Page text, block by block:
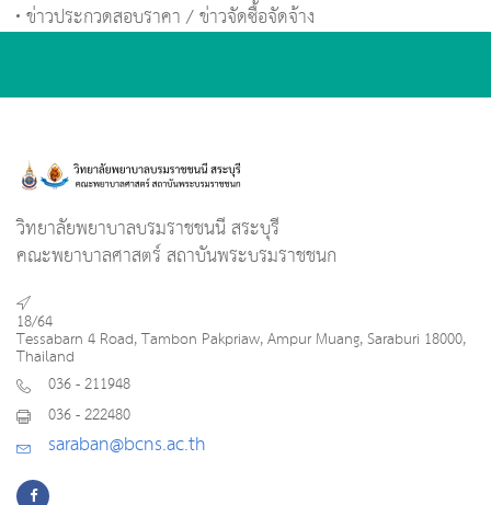
ข่าวประกวดสอบราคา / ข่าวจัดซื้อจัดจ้าง
วิทยาลัยพยาบาลบรมราชชนนี สระบุรี
คณะพยาบาลศาสตร์ สถาบันพระบรมราชชนก
18/64
Tessabarn 4 Road, Tambon Pakpriaw, Ampur Muang, Saraburi 18000,
Thailand
036 - 211948
036 - 222480
saraban@bcns.ac.th